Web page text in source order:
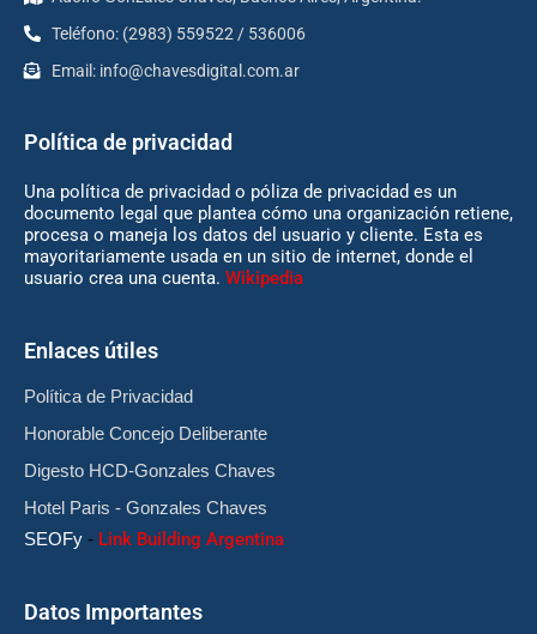
Teléfono: (2983) 559522 / 536006
Email: info@chavesdigital.com.ar
Política de privacidad
Una política de privacidad o póliza de privacidad es un
documento legal que plantea cómo una organización retiene,
procesa o maneja los datos del usuario y cliente. Esta es
mayoritariamente usada en un sitio de internet, donde el
usuario crea una cuenta. Wikipedia
Enlaces útiles
Política de Privacidad
Honorable Concejo Deliberante
Digesto HCD-Gonzales Chaves
Hotel Paris - Gonzales Chaves
SEOFy - Link Building Argentina
Datos Importantes